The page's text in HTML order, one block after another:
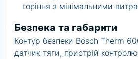
горіння з мінімальними
Безпека та габарити
Контур безпеки Bosch Therm
датчик тяги, пристрій контролю